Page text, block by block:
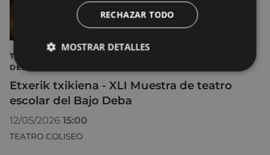
TEATRO XLI MUESTRA DE TEATRO ESCOLAR DEL BAJO
DEBA
Etxerik txikiena - XLI Muestra de teatro
escolar del Bajo Deba
12/05/2026 15:00
TEATRO COLISEO
RECHAZAR TODO
MOSTRAR DETALLES